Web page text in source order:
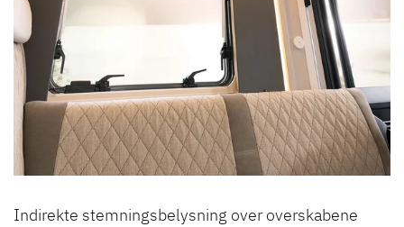
Indirekte stemningsbelysning over overskabene